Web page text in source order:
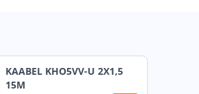
KAABEL KHO5VV-U 2X1,5
15M